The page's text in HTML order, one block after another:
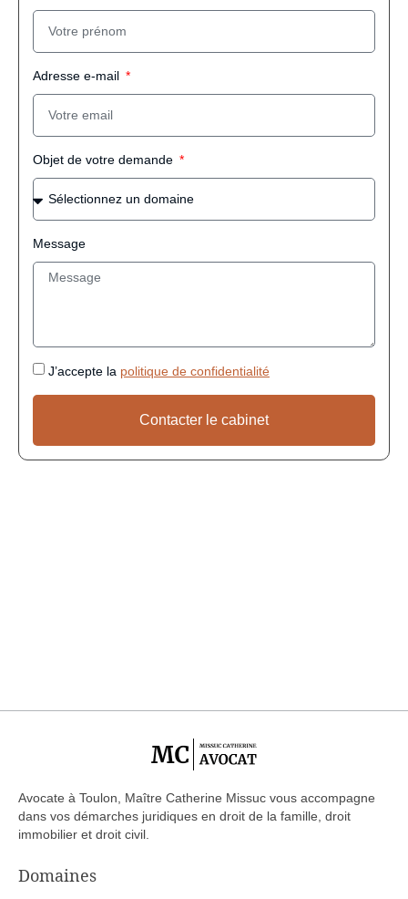
Adresse e-mail
Objet de votre demande
Message
J’accepte la politique de confidentialité
Contacter le cabinet
Avocate à Toulon, Maître Catherine Missuc vous accompagne
dans vos démarches juridiques en droit de la famille, droit
immobilier et droit civil.
Domaines